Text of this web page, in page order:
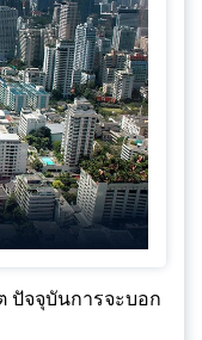
ปัจจุบันการจะบอก